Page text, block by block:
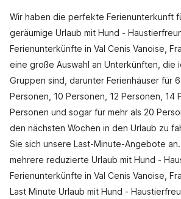
Wir haben die perfekte Ferienunterkunft
geräumige Urlaub mit Hund -
Ferienunterkünfte in Val Cenis Vanoise,
eine große Auswahl an Unterkünften, die
Gruppen sind, darunter Ferienhäuser für
Personen, 10 Personen, 12 Personen, 14
Personen und sogar für mehr als 20
den nächsten Wochen in den Urlaub zu
Sie sich unsere Last-Minute-Angebote
mehrere reduzierte Urlaub mit Hund -
Ferienunterkünfte in Val Cenis Vanoise,
Last Minute Urlaub mit Hund -